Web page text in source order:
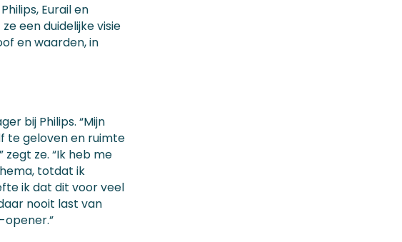
Eurail en
een duidelijke visie
en waarden, in
bij Philips. “Mijn
te geloven en ruimte
ze. “Ik heb me
totdat ik
ik dat dit voor veel
nooit last van
opener.”